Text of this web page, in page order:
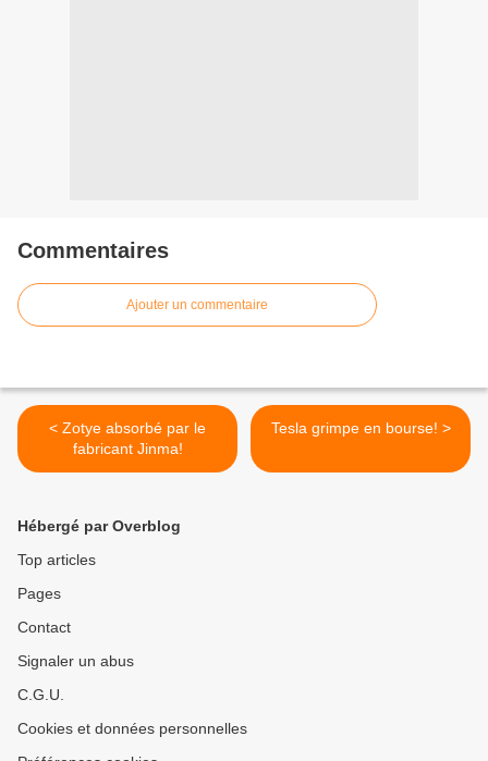
Commentaires
Ajouter un commentaire
< Zotye absorbé par le
fabricant Jinma!
Tesla grimpe en bourse! >
Hébergé par Overblog
Top articles
Pages
Contact
Signaler un abus
C.G.U.
Cookies et données personnelles